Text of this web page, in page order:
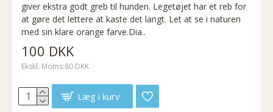
giver ekstra godt greb til hunden. Legetøjet har et reb for
at gøre det lettere at kaste det langt. Let at se i naturen
med sin klare orange farve.Dia..
100 DKK
Ekskl. Moms:80 DKK
Læg i kurv